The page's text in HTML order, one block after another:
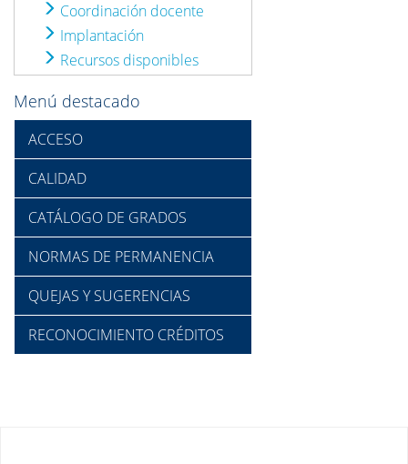
Coordinación docente
Implantación
Recursos disponibles
Menú destacado
ACCESO
CALIDAD
CATÁLOGO DE GRADOS
NORMAS DE PERMANENCIA
QUEJAS Y SUGERENCIAS
RECONOCIMIENTO CRÉDITOS